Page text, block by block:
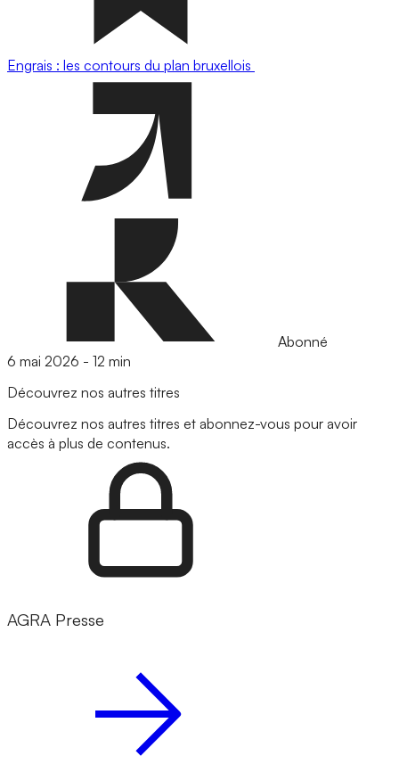
Engrais : les contours du plan bruxellois
Abonné
6 mai 2026 - 12 min
Découvrez nos autres titres
Découvrez nos autres titres et abonnez-vous pour avoir
accès à plus de contenus.
AGRA Presse